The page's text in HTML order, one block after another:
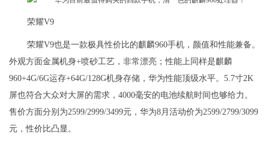
荣耀V9
荣耀V9也是一款极具性价比的麒麟960手机，颜值和性能兼备。
外观方面金属机身+喷砂工艺，非常漂亮；性能上同样是麒麟
960+4G/6G运存+64G/128G机身存储，华为性能顶级水平。5.7寸2K
屏也符合大众对大屏的需求，4000毫安的电池续航时间也够给力。
售价方面分别为2599/2999/3499元，华为8月活动价为2599/2799/3099
元，性价比凸显。